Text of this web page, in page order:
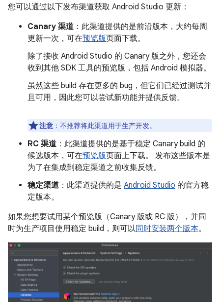
您可以通过以下发布渠道获取 Android Studio 更新：
Canary 渠道 ：此渠道提供的是前沿版本，大约每周
更新一次，可在预览版页面下载。
除了接收 Android Studio 的 Canary 版之外，您还会
收到其他 SDK 工具的预览版，包括 Android 模拟器。
虽然这些 build 存在更多的 bug，但它们已经过测试并
且可用，因此您可以尝试新功能并提供反馈。
注意 ：不推荐将此渠道用于生产开发。
RC 渠道 ：此渠道提供的是基于稳定 Canary build 的
候选版本，可在预览版页面上下载。 发布这些版本是
为了在集成到稳定渠道之前收集反馈。
稳定渠道 ：此渠道提供的是 Android Studio 的官方稳
定版本。
如果您想要试用某个预览版（Canary 版或 RC 版），并同
时为生产项目使用稳定 build，则可以同时安装两个版本。